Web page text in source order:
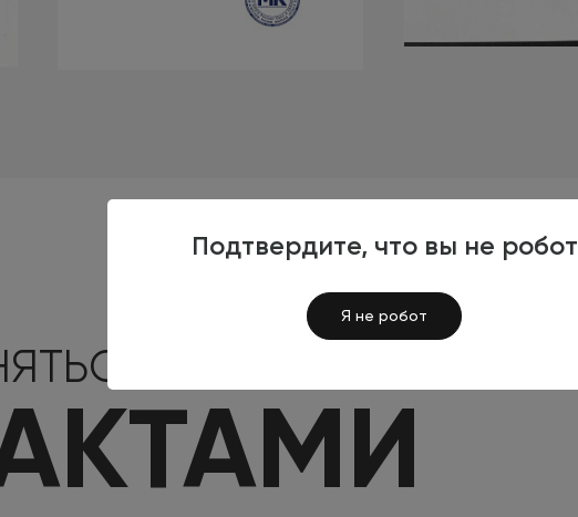
Подтвердите, что вы не робот
Я не робот